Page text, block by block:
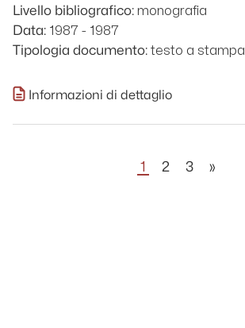
Livello bibliografico: monografia
Data: 1987 - 1987
Tipologia documento: testo a stampa
Informazioni di dettaglio
1 2 3 »